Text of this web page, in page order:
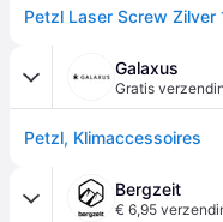
Petzl Laser Screw Zilver
Galaxus
Gratis
Petzl, Klimaccessoires
Bergzeit
€ 6,95